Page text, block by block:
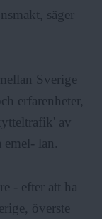
säger
Sverige
erfarenheter,
av
emel- lan.
- efter att ha
överste